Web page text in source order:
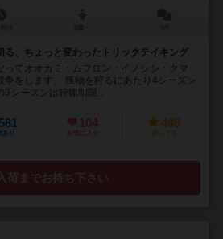
る、ちょっと変わったトリックテイキング
ってオオカミ・ムフロン・イノシシ・クマ
争をします。 獲物を狩るにあたり4シーズン
シーズンは狩猟制限...
561
り
104
お気に入り
408
持ってる
荷までお待ち下さい